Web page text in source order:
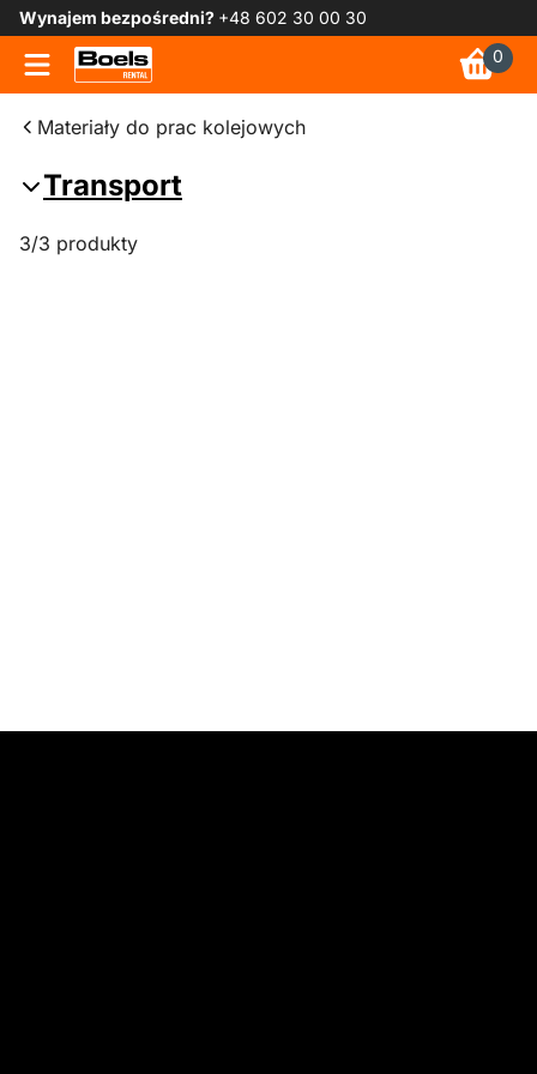
Wynajem bezpośredni? +48 602 30 00 30
0
Materiały do prac kolejowych
Transport
3/3 produkty